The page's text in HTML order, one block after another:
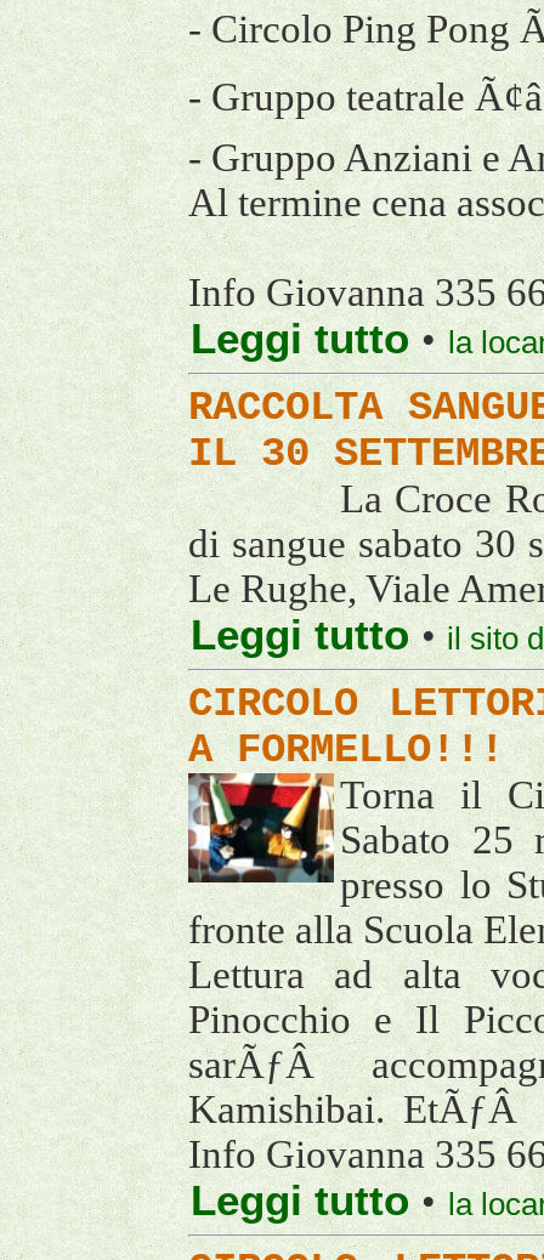
- Circolo Ping Pong
- Gruppo teatrale
- Gruppo Anziani e
Al termine cena
Info Giovanna 335
Leggi tutto • la
RACCOLTA
IL 30
La Croce
di sangue sabato 30
Le Rughe, Viale
Leggi tutto • il sito
CIRCOLO
A FORMELLO!!!
Torna il
Sabato 25
presso lo
fronte alla Scuola
Lettura ad alta
Pinocchio e Il
sarÃƒÂ
Kamishibai. EtÃƒÂ
Info Giovanna 335
Leggi tutto • la